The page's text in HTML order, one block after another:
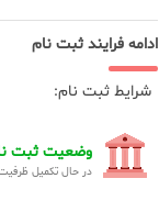
ادامه فرایند ثبت نام
شرایط ثبت نام:
وضعیت ثبت
در حال تکمیل